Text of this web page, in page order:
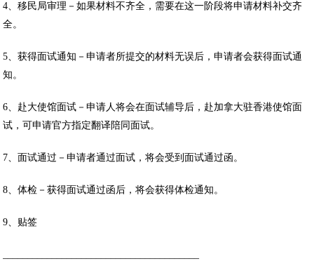
4、移民局审理－如果材料不齐全，需要在这一阶段将申请材料补交齐
全。
5、获得面试通知－申请者所提交的材料无误后，申请者会获得面试通
知。
6、赴大使馆面试－申请人将会在面试辅导后，赴加拿大驻香港使馆面
试，可申请官方指定翻译陪同面试。
7、面试通过－申请者通过面试，将会受到面试通过函。
8、体检－获得面试通过函后，将会获得体检通知。
9、贴签